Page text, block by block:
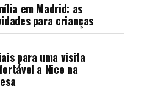
em Madrid: as
para crianças
para uma visita
a Nice na